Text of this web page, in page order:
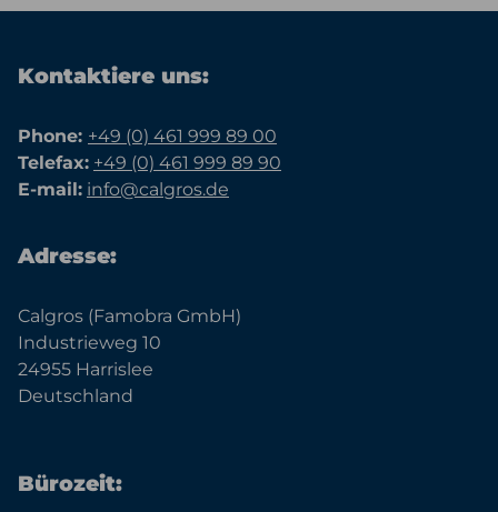
Kontaktiere uns:
Phone: +49 (0) 461 999 89 00
Telefax: +49 (0) 461 999 89 90
E-mail: info@calgros.de
Adresse:
Calgros (Famobra GmbH)
Industrieweg 10
24955 Harrislee
Deutschland
Bürozeit: